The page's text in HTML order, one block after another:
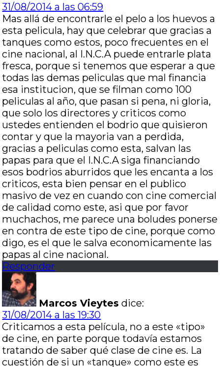
31/08/2014 a las 06:59
Mas allá de encontrarle el pelo a los huevos a
esta pelicula, hay que celebrar que gracias a
tanques como estos, poco frecuentes en el
cine nacional, al I.N.C.A puede entrarle plata
fresca, porque si tenemos que esperar a que
todas las demas peliculas que mal financia
esa institucion, que se filman como 100
peliculas al año, que pasan si pena, ni gloria,
que solo los directores y criticos como
ustedes entienden el bodrio que quisieron
contar y que la mayoria van a perdida,
gracias a peliculas como esta, salvan las
papas para que el I.N.C.A siga financiando
esos bodrios aburridos que les encanta a los
criticos, esta bien pensar en el publico
masivo de vez en cuando con cine comercial
de calidad como este, asi que por favor
muchachos, me parece una boludes ponerse
en contra de este tipo de cine, porque como
digo, es el que le salva economicamente las
papas al cine nacional.
Responder
Marcos Vieytes dice:
31/08/2014 a las 19:30
Criticamos a esta película, no a este «tipo»
de cine, en parte porque todavía estamos
tratando de saber qué clase de cine es. La
cuestión de si un «tanque» como este es